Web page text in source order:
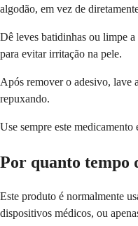
algodão, em vez de
Dê leves batidinhas ou limpe
para evitar irritação na pele.
Após remover o adesivo, lave
repuxando.
Use sempre este
Por quanto tempo
Este produto é normalmente
dispositivos médicos, ou